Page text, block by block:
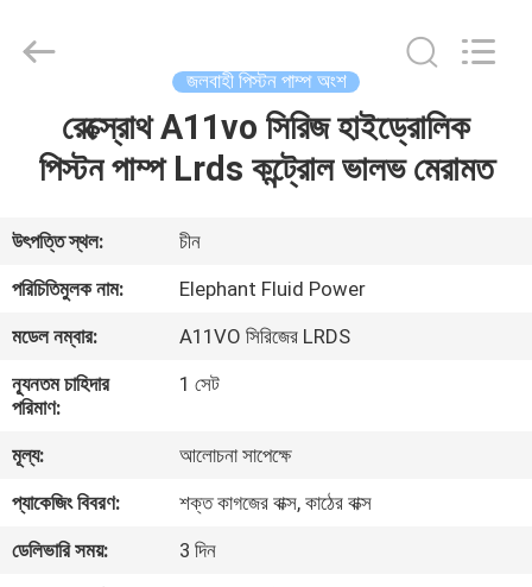
আমাদের
সম্পর্কে
কারখানা
ভ্রমণ
মান
নিয়ন্ত্রণ
Power
Co.,Ltd.
জলবাহী পিস্টন পাম্প অংশ
রেক্স্রোথ A11vo সিরিজ হাইড্রোলিক
পিস্টন পাম্প Lrds কন্ট্রোল ভালভ মেরামত
উৎপত্তি স্থল:
চীন
পরিচিতিমুলক নাম:
Elephant Fluid Power
মডেল নম্বার:
A11VO সিরিজের LRDS
ন্যূনতম চাহিদার
পরিমাণ:
1 সেট
মূল্য:
আলোচনা সাপেক্ষে
প্যাকেজিং বিবরণ:
শক্ত কাগজের বাক্স, কাঠের বাক্স
ডেলিভারি সময়:
3 দিন